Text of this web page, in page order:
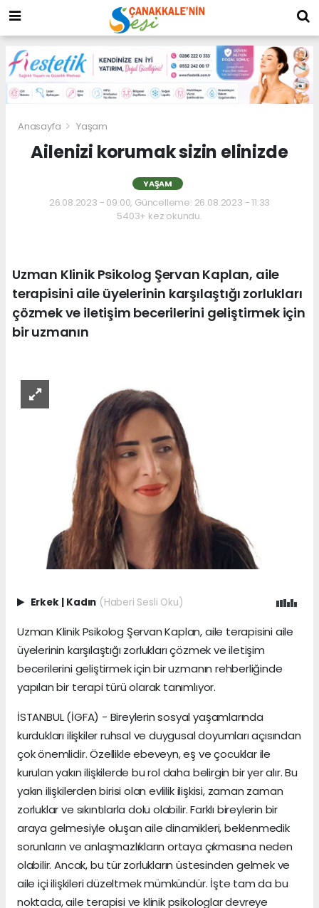
Anasayfa Yaşam
Ailenizi korumak sizin elinizde
YAŞAM
26.08.2023 - 09:00, Güncelleme: 26.08.2023 - 11:33
5403+ kez okundu.
Uzman Klinik Psikolog Şervan Kaplan, aile
terapisini aile üyelerinin karşılaştığı zorlukları
çözmek ve iletişim becerilerini geliştirmek için
bir uzmanın
Erkek Kadın (Haberi Sesli Oku)
Uzman Klinik Psikolog Şervan Kaplan, aile terapisini aile
üyelerinin karşılaştığı zorlukları çözmek ve iletişim
becerilerini geliştirmek için bir uzmanın rehberliğinde
yapılan bir terapi türü olarak tanımlıyor.
İSTANBUL (İGFA) - Bireylerin sosyal yaşamlarında
kurdukları ilişkiler ruhsal ve duygusal doyumları açısından
çok önemlidir. Özellikle ebeveyn, eş ve çocuklar ile
kurulan yakın ilişkilerde bu rol daha belirgin bir yer alır. Bu
yakın ilişkilerden birisi olan evlilik ilişkisi, zaman zaman
zorluklar ve sıkıntılarla dolu olabilir. Farklı bireylerin bir
araya gelmesiyle oluşan aile dinamikleri, beklenmedik
sorunların ve anlaşmazlıkların ortaya çıkmasına neden
olabilir. Ancak, bu tür zorlukların üstesinden gelmek ve
aile içi ilişkileri düzeltmek mümkündür. İşte tam da bu
noktada, aile terapisi ve klinik psikologlar devreye